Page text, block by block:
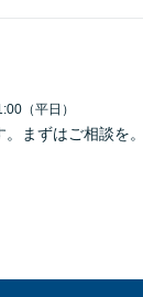
（平日）
まずはご相談を